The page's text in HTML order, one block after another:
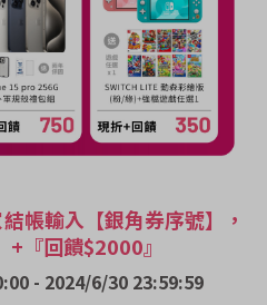
帳輸入【銀角券序號】，
『回饋$2000』
- 2024/6/30 23:59:59